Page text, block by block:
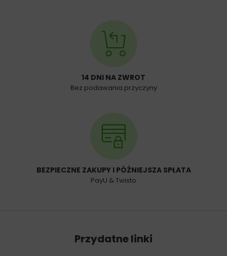
14 DNI NA ZWROT
Bez podawania przyczyny
BEZPIECZNE ZAKUPY I PÓŹNIEJSZA SPŁATA
PayU & Twisto
Przydatne linki